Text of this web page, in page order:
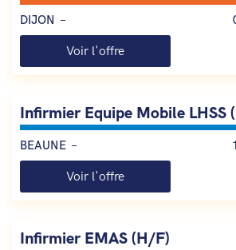
DIJON
Voir l'offre
Infirmier Equipe Mobile LHSS
BEAUNE
Voir l'offre
Infirmier EMAS (H/F)